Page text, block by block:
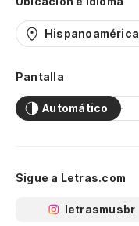
Hispanoamérica
Pantalla
Automático
Sigue a Letras.com
letrasmusbr